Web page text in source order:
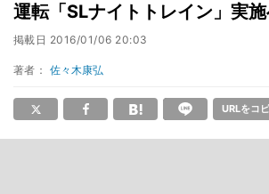
運転「SLナイトトレイン」実
掲載日 2016/01/06 20:03
著者： 佐々木康弘
URLをコ